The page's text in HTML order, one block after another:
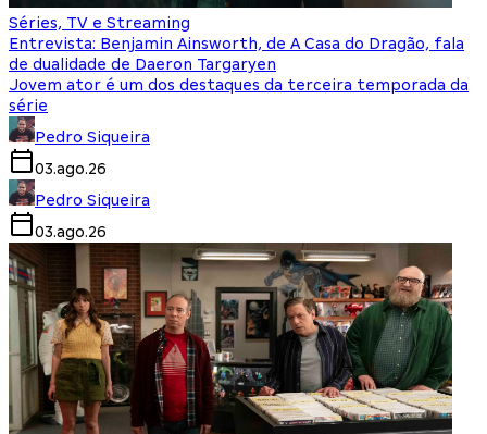
Séries, TV e Streaming
Entrevista: Benjamin Ainsworth, de A Casa do Dragão, fala
de dualidade de Daeron Targaryen
Jovem ator é um dos destaques da terceira temporada da
série
Pedro Siqueira
03.ago.26
Pedro Siqueira
03.ago.26